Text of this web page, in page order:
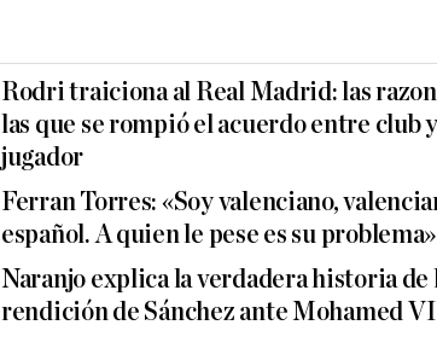
Rodri traiciona al Real Madrid: las
las que se rompió el acuerdo entre club y
jugador
Ferran Torres: «Soy valenciano,
español. A quien le pese es su problema»
Naranjo explica la verdadera historia de
rendición de Sánchez ante Mohamed VI